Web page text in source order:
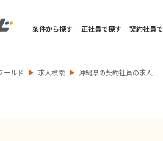
条件から探す 正社員で探す 契約社員
ールド 求人検索 沖縄県の契約社員の求人